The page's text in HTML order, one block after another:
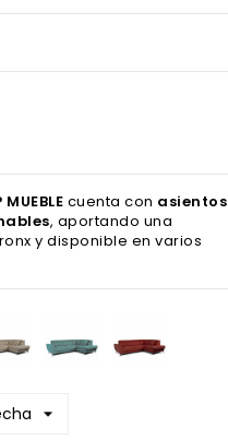
MUEBLE cuenta con asientos
, aportando una
y disponible en varios
Piedra
Agave
Rojo